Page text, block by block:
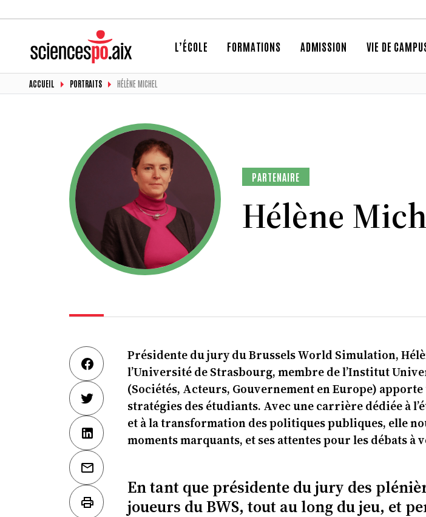
L’ÉCOLE FORMATIONS ADMISSION VIE DE
ACCUEIL PORTRAITS HÉLÈNE MICHEL
PARTENAIRE
Hélène
Présidente du jury du Brussels World Simulation,
l’Université de Strasbourg, membre de l’Institut
(Sociétés, Acteurs, Gouvernement en Europe)
stratégies des étudiants. Avec une carrière dédiée à
et à la transformation des politiques publiques, elle
moments marquants, et ses attentes pour les débats à
En tant que présidente du jury des
joueurs du BWS, tout au long du jeu, et